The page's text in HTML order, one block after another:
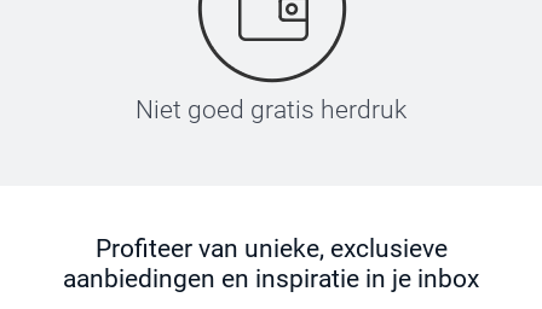
Niet goed gratis herdruk
Profiteer van unieke, exclusieve
aanbiedingen en inspiratie in je inbox